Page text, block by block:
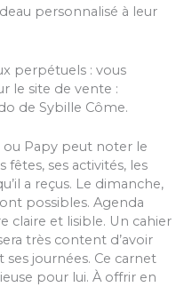
personnalisé à leur
perpétuels : vous
le site de vente :
de Sybille Côme.
ou Papy peut noter le
fêtes, ses activités, les
a reçus. Le dimanche,
possibles. Agenda
claire et lisible. Un cahier
très content d’avoir
journées. Ce carnet
pour lui. À offrir en